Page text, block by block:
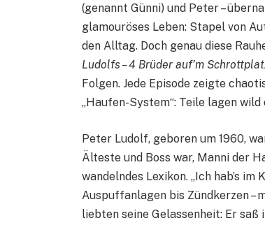
(genannt Günni) und Peter –
glamouröses Leben: Stapel von
den Alltag. Doch genau diese
Ludolfs – 4 Brüder auf’m
Folgen. Jede Episode zeigte
„Haufen-System“: Teile lagen
Peter Ludolf, geboren um 1960,
Älteste und Boss war, Manni der
wandelndes Lexikon. „Ich hab’s
Auspuffanlagen bis Zündkerzen –
liebten seine Gelassenheit: Er